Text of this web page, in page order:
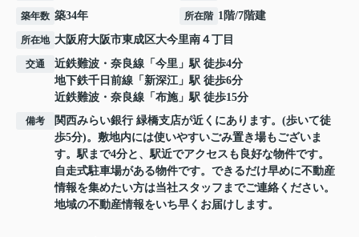
築年数 築34年 所在階 1階/7階建
所在地 大阪府大阪市東成区大今里南 ４丁目
交通 近鉄難波・奈良線 「 今里 」駅 徒歩4分
地下鉄千日前線 「 新深江」駅 徒歩6分
近鉄難波・奈良線 「 布施」駅 徒歩15分
備考
関西みらい銀行 緑橋支店が近くにあります。(歩いて徒
歩5分)。敷地内には使いやすいごみ置き場もございま
す。駅まで4分と、駅近でアクセスも良好な物件です。
自走式駐車場がある物件です。できるだけ早めに不動産
情報を集めたい方は当社スタッフまでご連絡ください。
地域の不動産情報をいち早くお届けします。